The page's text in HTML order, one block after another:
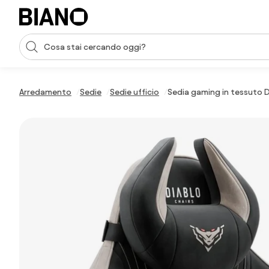
Salta la navigazione, vai al contenuto
Input della ricerca
Arredamento Sedie Sedie ufficio Sedia gaming in tessuto